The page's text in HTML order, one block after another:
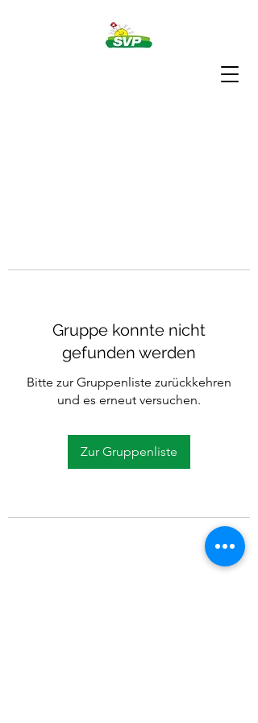
Gruppe konnte nicht
gefunden werden
Bitte zur Gruppenliste zurückkehren
und es erneut versuchen.
Zur Gruppenliste